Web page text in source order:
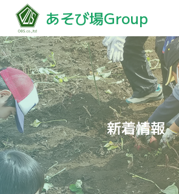
あそび場Group
新着情報